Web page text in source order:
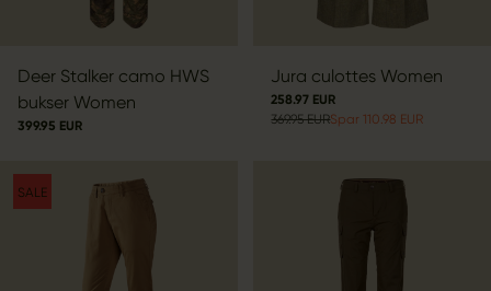
Deer Stalker camo HWS
bukser Women
399.95 EUR
Jura culottes Women
258.97 EUR
369.95 EURSpar 110.98 EUR
SALE